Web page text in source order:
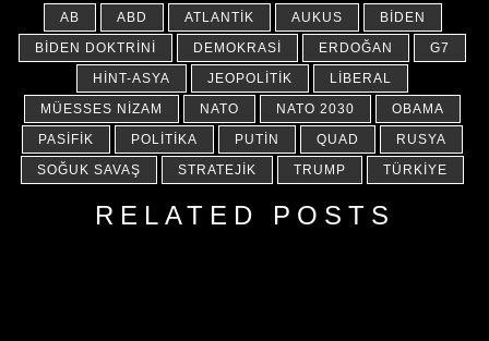
AB ABD ATLANTIK AUKUS
BIDEN
BIDEN DOKTRINI
DEMOKRASI ERDOĞAN
G7
HINT-ASYA
JEOPOLITIK
LIBERAL
MÜESSES NIZAM
NATO NATO 2030
OBAMA
PASIFIK
POLITIKA PUTIN QUAD
RUSYA
SOĞUK SAVAŞ
STRATEJIK TRUMP TÜRKIYE
RELATED POSTS